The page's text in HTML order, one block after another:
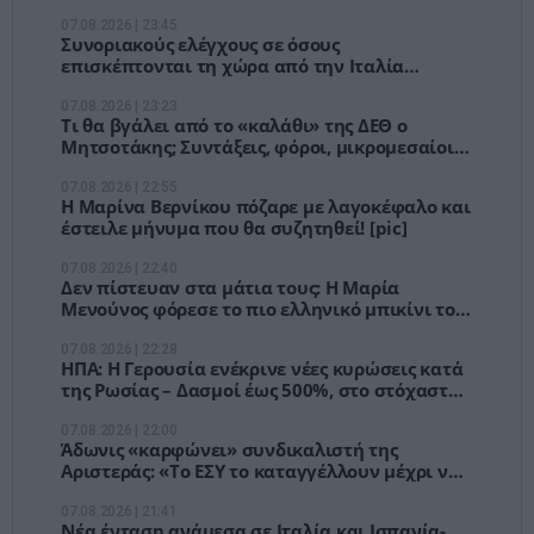
Συνοριακούς ελέγχους σε όσους
επισκέπτονται τη χώρα από την Ιταλία
Τι θα βγάλει από το «καλάθι» της ΔΕΘ ο
Μητσοτάκης; Συντάξεις, φόροι, μικρομεσαίοι
Η Μαρίνα Βερνίκου πόζαρε με λαγοκέφαλο και
έστειλε μήνυμα που θα συζητηθεί! [pic]
Δεν πίστευαν στα μάτια τους: Η Μαρία
Μενούνος φόρεσε το πιο ελληνικό μπικίνι του
ΗΠΑ: Η Γερουσία ενέκρινε νέες κυρώσεις κατά
της Ρωσίας – Δασμοί έως 500%, στο στόχαστρο
Άδωνις «καρφώνει» συνδικαλιστή της
Αριστεράς: «Το ΕΣΥ το καταγγέλλουν μέχρι να